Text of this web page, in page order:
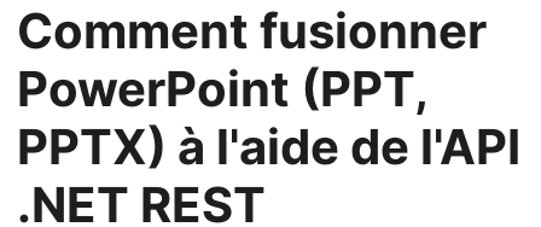
l
a
n
v
Comment fusionner
PowerPoint (PPT,
PPTX) à l'aide de l'API
.NET REST